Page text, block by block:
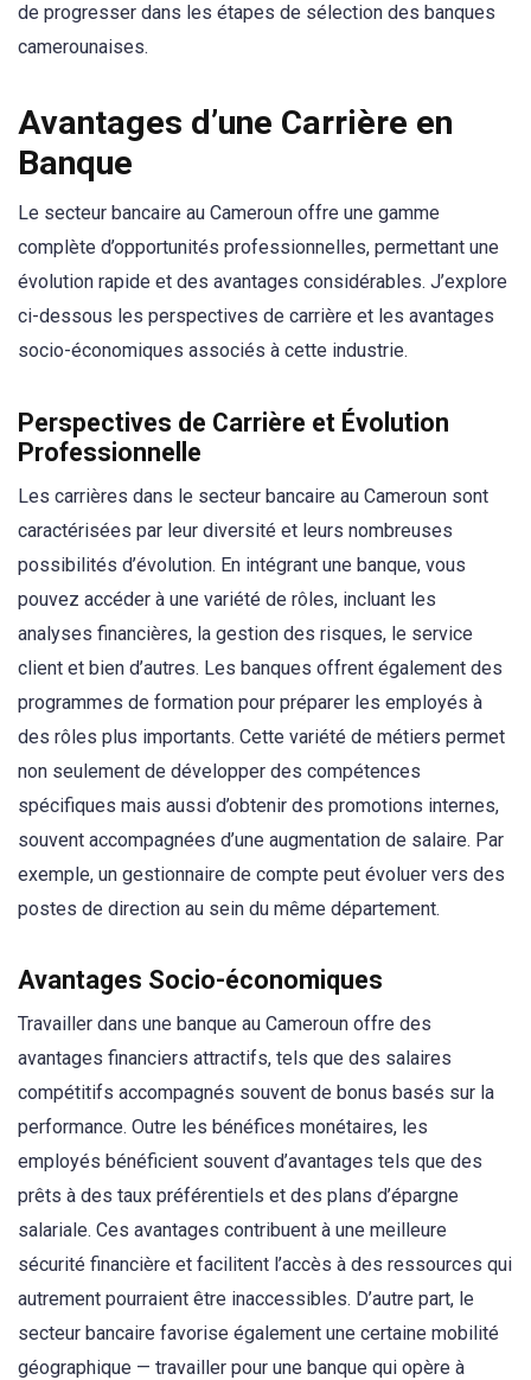
de progresser dans les étapes de sélection des banques
camerounaises.
Avantages d’une Carrière en
Banque
Le secteur bancaire au Cameroun offre une gamme
complète d’opportunités professionnelles, permettant une
évolution rapide et des avantages considérables. J’explore
ci-dessous les perspectives de carrière et les avantages
socio-économiques associés à cette industrie.
Perspectives de Carrière et Évolution
Professionnelle
Les carrières dans le secteur bancaire au Cameroun sont
caractérisées par leur diversité et leurs nombreuses
possibilités d’évolution. En intégrant une banque, vous
pouvez accéder à une variété de rôles, incluant les
analyses financières, la gestion des risques, le service
client et bien d’autres. Les banques offrent également des
programmes de formation pour préparer les employés à
des rôles plus importants. Cette variété de métiers permet
non seulement de développer des compétences
spécifiques mais aussi d’obtenir des promotions internes,
souvent accompagnées d’une augmentation de salaire. Par
exemple, un gestionnaire de compte peut évoluer vers des
postes de direction au sein du même département.
Avantages Socio-économiques
Travailler dans une banque au Cameroun offre des
avantages financiers attractifs, tels que des salaires
compétitifs accompagnés souvent de bonus basés sur la
performance. Outre les bénéfices monétaires, les
employés bénéficient souvent d’avantages tels que des
prêts à des taux préférentiels et des plans d’épargne
salariale. Ces avantages contribuent à une meilleure
sécurité financière et facilitent l’accès à des ressources qui
autrement pourraient être inaccessibles. D’autre part, le
secteur bancaire favorise également une certaine mobilité
géographique — travailler pour une banque qui opère à